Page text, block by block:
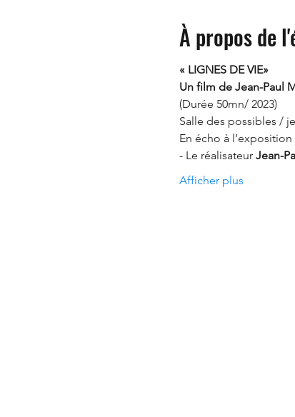
À propos de
« LIGNES DE VIE»
Un film de Jean-Paul
(Durée 50mn/ 2023)
Salle des possibles /
En écho à
- Le réalisateur Jean-
Afficher plus